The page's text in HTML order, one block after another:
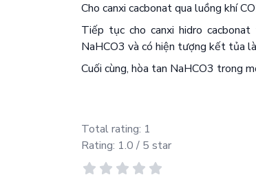
Cho canxi cacbonat qua luồng khí
Tiếp tục cho canxi hidro
NaHCO3 và có hiện tượng kết tủa
Cuối cùng, hòa tan NaHCO3 trong
Total rating: 1
Rating: 1.0 / 5 star